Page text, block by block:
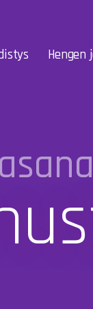
Hengen